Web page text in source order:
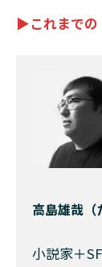
▶これまでの
高島雄哉（
小説家＋